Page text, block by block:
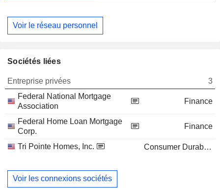
Voir le réseau personnel
Sociétés liées
Entreprise privées
3
Federal National Mortgage
Association
Finance
Federal Home Loan Mortgage
Corp.
Finance
Tri Pointe Homes, Inc. Consumer Durables
Voir les connexions sociétés